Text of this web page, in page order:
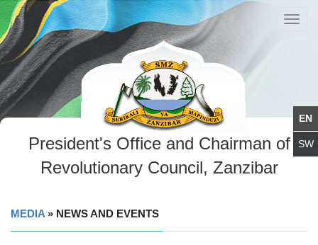
President's Office and Chairman of
Revolutionary Council, Zanzibar
MEDIA » NEWS AND EVENTS